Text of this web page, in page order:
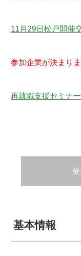
11月29日松戸開催
参加企業が決まりま
再就職支援セミナ
基本情報